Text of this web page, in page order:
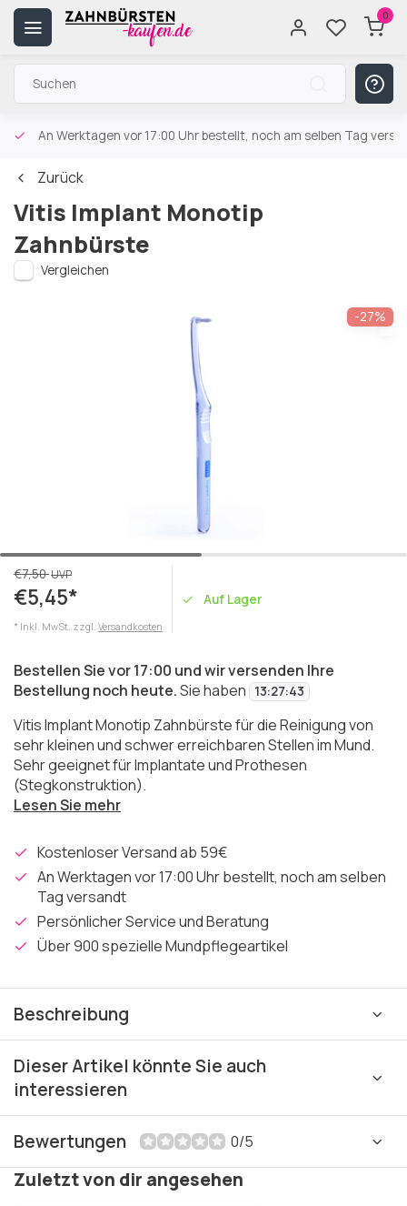
0
An Werktagen vor 17:00 Uhr bestellt, noch am selben Tag
Zurück
Vitis Implant Monotip
Zahnbürste
Vergleichen
-27%
€7,50UVP
€5,45*
* Inkl. MwSt. zzgl. Versandkosten
Auf Lager
Bestellen Sie vor 17:00 und wir versenden Ihre
Bestellung noch heute.Sie haben 13:27:43
Vitis Implant Monotip Zahnbürste für die Reinigung von
sehr kleinen und schwer erreichbaren Stellen im Mund.
Sehr geeignet für Implantate und Prothesen
(Stegkonstruktion).
Lesen Sie mehr
Kostenloser Versand ab 59€
An Werktagen vor 17:00 Uhr bestellt, noch am selben
Tag versandt
Persönlicher Service und Beratung
Über 900 spezielle Mundpflegeartikel
Beschreibung
Dieser Artikel könnte Sie auch
interessieren
Bewertungen 0/5
Zuletzt von dir angesehen